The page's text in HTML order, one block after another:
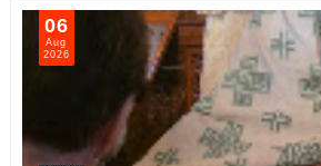
06
Aug
2026